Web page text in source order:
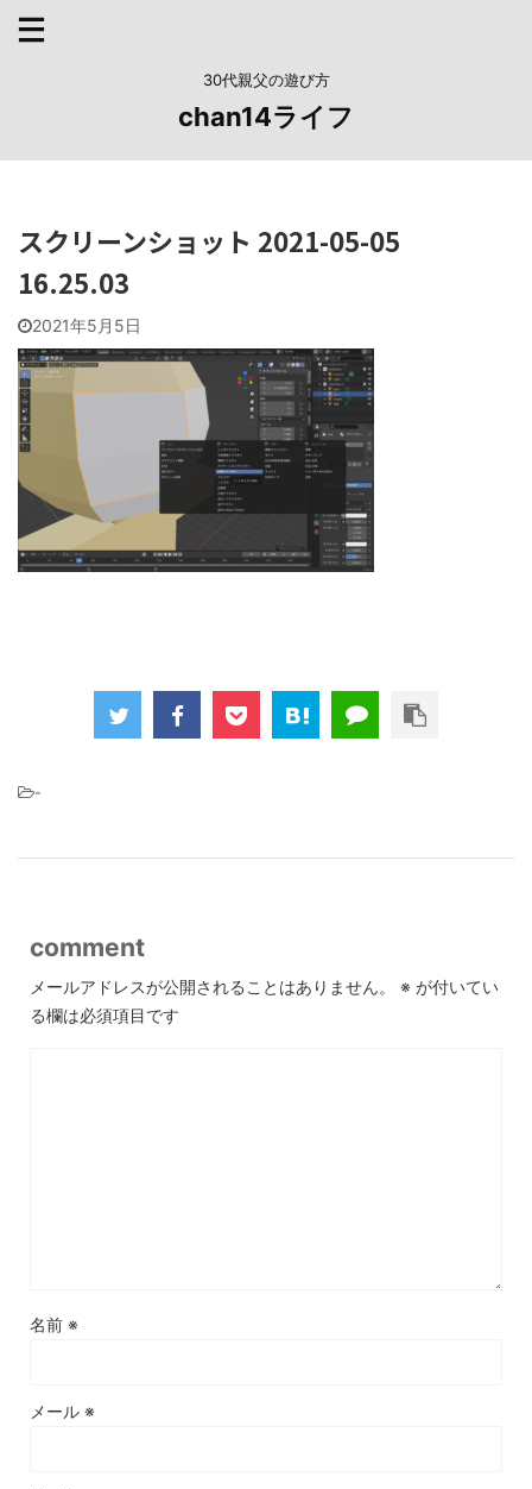
30代親父の遊び方
chan14ライフ
スクリーンショット 2021-05-05
16.25.03
2021年5月5日
-
comment
メールアドレスが公開されることはありません。 ※ が付いてい
る欄は必須項目です
名前 ※
メール ※